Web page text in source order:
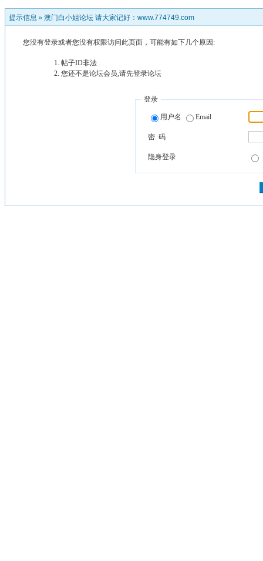
提示信息 » 澳门白小姐论坛 请大家记好：www.774749.com
您没有登录或者您没有权限访问此页面，可能有如下几个原因:
帖子ID非法
您还不是论坛会员,请先登录论坛
登录
用户名 Email
密 码
隐身登录